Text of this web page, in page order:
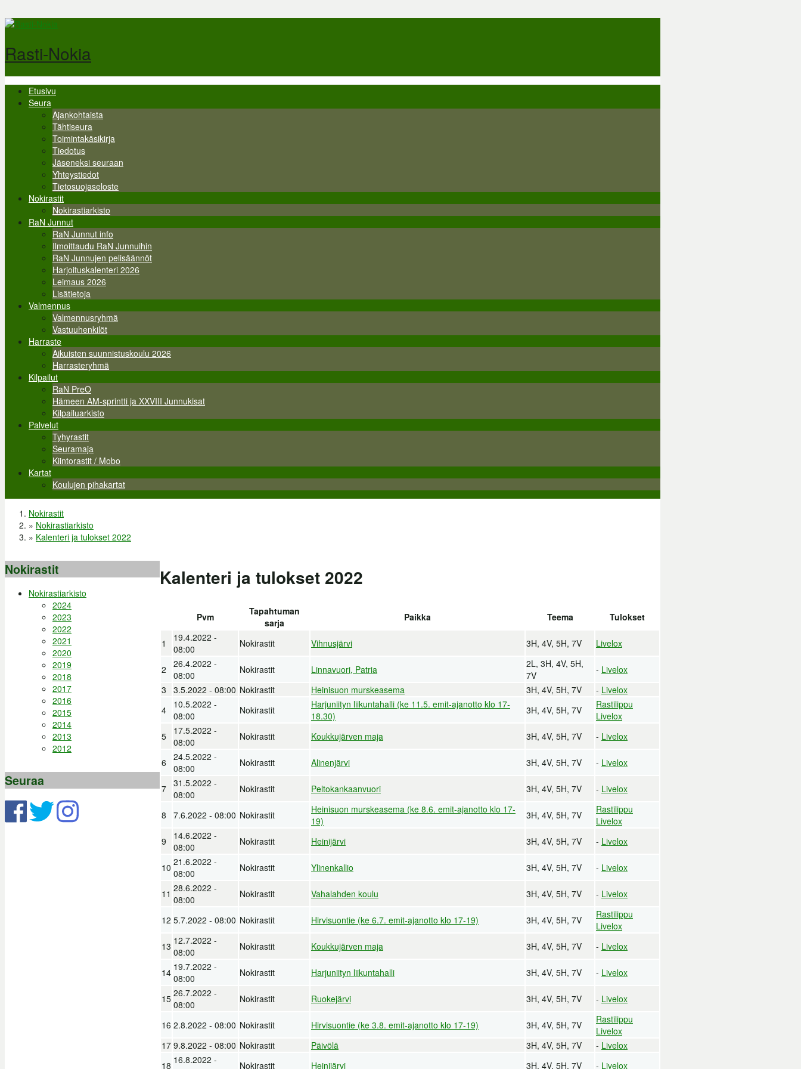
Hyppää pääsisältöön
Rasti-Nokia
Valikko
Etusivu
Seura
Ajankohtaista
Tähtiseura
Toimintakäsikirja
Tiedotus
Jäseneksi seuraan
Yhteystiedot
Tietosuojaseloste
Nokirastit
Nokirastiarkisto
RaN Junnut
RaN Junnut info
Ilmoittaudu RaN Junnuihin
RaN Junnujen pelisäännöt
Harjoituskalenteri 2026
Leimaus 2026
Lisätietoja
Valmennus
Valmennusryhmä
Vastuuhenkilöt
Harraste
Aikuisten suunnistuskoulu 2026
Harrasteryhmä
Kilpailut
RaN PreO
Hämeen AM-sprintti ja XXVIII Junnukisat
Kilpailuarkisto
Palvelut
Tyhyrastit
Seuramaja
Kiintorastit / Mobo
Kartat
Koulujen pihakartat
Olet täällä
Nokirastit
» Nokirastiarkisto
» Kalenteri ja tulokset 2022
Kalenteri ja tulokset 2022
Pvm
Tapahtuman
sarja
Paikka Teema Tulokset
1
19.4.2022 -
08:00
Nokirastit Vihnusjärvi 3H, 4V, 5H, 7V Livelox
2
26.4.2022 -
08:00
Nokirastit Linnavuori, Patria
2L, 3H, 4V, 5H,
7V
- Livelox
3
3.5.2022 - 08:00 Nokirastit Heinisuon murskeasema 3H, 4V, 5H, 7V - Livelox
4
10.5.2022 -
08:00
Nokirastit
Harjuniityn liikuntahalli (ke 11.5. emit-ajanotto klo 17-
18.30)
3H, 4V, 5H, 7V
Rastilippu
Livelox
5
17.5.2022 -
08:00
Nokirastit Koukkujärven maja 3H, 4V, 5H, 7V - Livelox
6
24.5.2022 -
08:00
Nokirastit Alinenjärvi 3H, 4V, 5H, 7V - Livelox
7 31.5.2022 -
08:00
Nokirastit Peltokankaanvuori 3H, 4V, 5H, 7V - Livelox
8 7.6.2022 - 08:00 Nokirastit
Heinisuon murskeasema (ke 8.6. emit-ajanotto klo 17-
19)
3H, 4V, 5H, 7V
Rastilippu
Livelox
9
14.6.2022 -
08:00
Nokirastit Heinijärvi 3H, 4V, 5H, 7V - Livelox
10 21.6.2022 -
08:00
Nokirastit Ylinenkallio 3H, 4V, 5H, 7V - Livelox
11 28.6.2022 -
08:00
Nokirastit Vahalahden koulu 3H, 4V, 5H, 7V - Livelox
12 5.7.2022 - 08:00 Nokirastit Hirvisuontie (ke 6.7. emit-ajanotto klo 17-19) 3H, 4V, 5H, 7V
Rastilippu
Livelox
13 12.7.2022 -
08:00
Nokirastit Koukkujärven maja 3H, 4V, 5H, 7V - Livelox
14 19.7.2022 -
08:00
Nokirastit Harjuniityn liikuntahalli 3H, 4V, 5H, 7V - Livelox
15 26.7.2022 -
08:00
Nokirastit Ruokejärvi 3H, 4V, 5H, 7V - Livelox
16 2.8.2022 - 08:00 Nokirastit Hirvisuontie (ke 3.8. emit-ajanotto klo 17-19) 3H, 4V, 5H, 7V
Rastilippu
Livelox
17 9.8.2022 - 08:00 Nokirastit Päivölä 3H, 4V, 5H, 7V - Livelox
18 16.8.2022 -
Nokirastit Heinijärvi 3H, 4V, 5H, 7V - Livelox
Nokirastit
Nokirastiarkisto
2024
2023
2022
2021
2020
2019
2018
2017
2016
2015
2014
2013
2012
Seuraa